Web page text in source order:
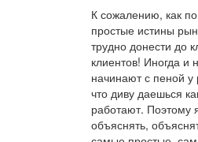
К сожалению, как
простые истины
трудно донести до
клиентов! Иногда и
начинают с пеной у
что диву даешься
работают. Поэтому
объяснять,